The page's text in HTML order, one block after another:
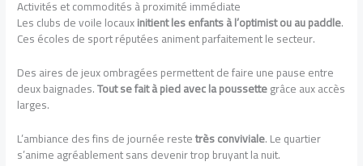
Activités et commodités à proximité immédiate
Les clubs de voile locauxinitient les enfants à l’optimist ou au paddle.
Ces écoles de sport réputées animent parfaitement le secteur.
Des aires de jeux ombragées permettent de faire une pause entre
deux baignades.Tout se fait à pied avec la poussettegrâce aux accès
larges.
L’ambiance des fins de journée restetrès conviviale. Le quartier
s’anime agréablement sans devenir trop bruyant la nuit.